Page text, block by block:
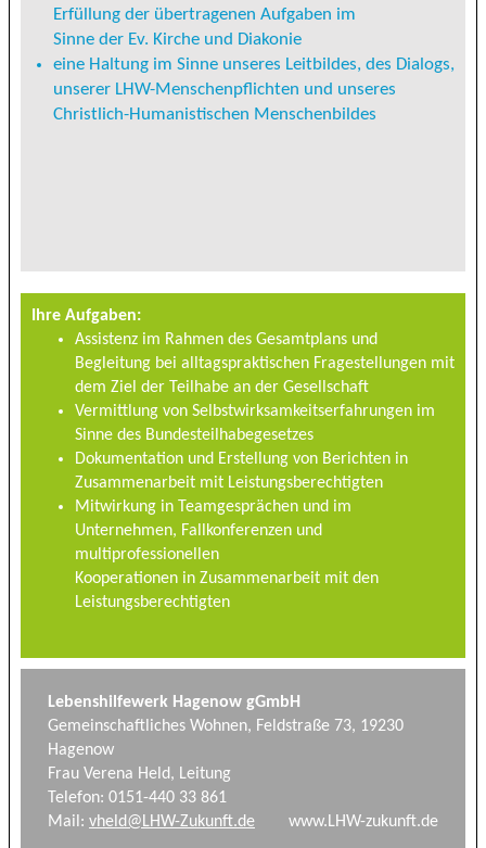
Erfüllung der übertragenen Aufgaben im
Sinne der Ev. Kirche und Diakonie
eine Haltung im Sinne unseres Leitbildes, des Dialogs,
unserer LHW-Menschenpflichten und unseres
Christlich-Humanistischen Menschenbildes
Ihre Aufgaben:
Assistenz im Rahmen des Gesamtplans und
Begleitung bei alltagspraktischen Fragestellungen mit
dem Ziel der Teilhabe an der Gesellschaft
Vermittlung von Selbstwirksamkeitserfahrungen im
Sinne des Bundesteilhabegesetzes
Dokumentation und Erstellung von Berichten in
Zusammenarbeit mit Leistungsberechtigten
Mitwirkung in Teamgesprächen und im
Unternehmen, Fallkonferenzen und
multiprofessionellen
Kooperationen in Zusammenarbeit mit den
Leistungsberechtigten
Lebenshilfewerk Hagenow gGmbH
Gemeinschaftliches Wohnen, Feldstraße 73, 19230
Hagenow
Frau Verena Held, Leitung
Telefon: 0151-440 33 861
Mail: vheld@LHW-Zukunft.de www.LHW-zukunft.de